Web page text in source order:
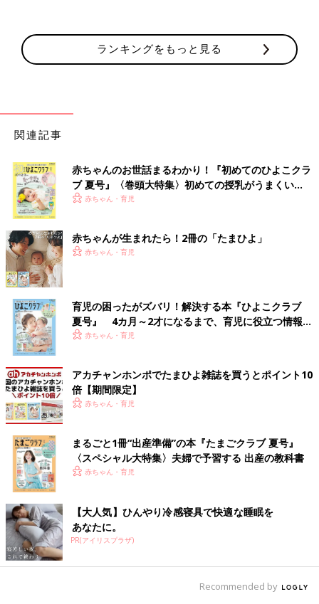
ランキングをもっと見る
関連記事
赤ちゃんのお世話まるわかり！『初めてのひよこクラ
ブ 夏号』〈巻頭大特集〉初めての授乳がうまくい
く！ おっぱい・ミルクの基本と夏のトラブル 解決テ
赤ちゃん・育児
赤ちゃんが生まれたら！2冊の「たまひよ」
赤ちゃん・育児
育児の困ったがズバリ！解決する本『ひよこクラブ
夏号』 4カ月～2才になるまで、育児に役立つ情報が
いっぱい！
赤ちゃん・育児
アカチャンホンポでたまひよ雑誌を買うとポイント10
倍【期間限定】
赤ちゃん・育児
まるごと1冊“出産準備”の本『たまごクラブ 夏号』
〈スペシャル大特集〉夫婦で予習する 出産の教科書
赤ちゃん・育児
【大人気】ひんやり冷感寝具で快適な睡眠を
あなたに。
PR(アイリスプラザ)
Recommended by